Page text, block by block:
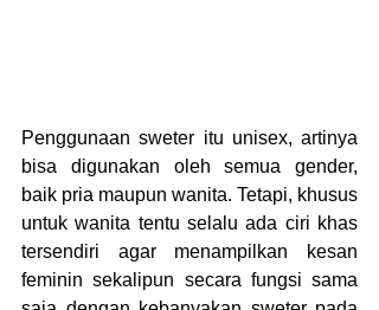
Penggunaan sweter itu unisex, artinya
bisa digunakan oleh semua gender,
baik pria maupun wanita. Tetapi, khusus
untuk wanita tentu selalu ada ciri khas
tersendiri agar menampilkan kesan
feminin sekalipun secara fungsi sama